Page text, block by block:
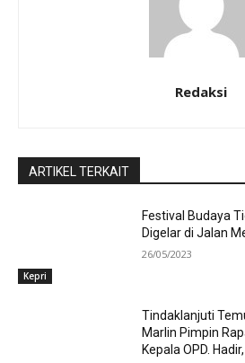
Redaksi
ARTIKEL TERKAIT
Kepri
Festival Budaya
Digelar di Jalan
26/05/2023
Tindaklanjuti
Marlin Pimpin
Kepala OPD.